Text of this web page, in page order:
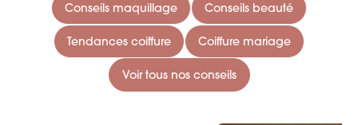
Conseils maquillage Conseils beauté
Tendances coiffure Coiffure mariage
Voir tous nos conseils